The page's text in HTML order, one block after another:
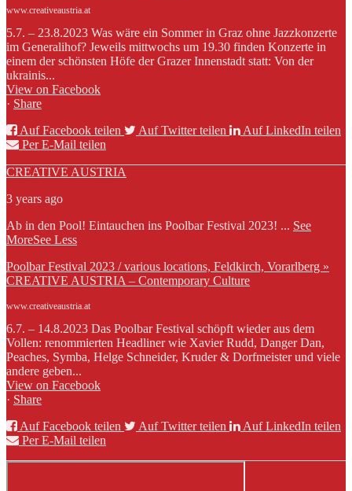
www.creativeaustria.at
5.7. – 23.8.2023 Was wäre ein Sommer in Graz ohne Jazzkonzerte
im Generalihof? Jeweils mittwochs um 19.30 finden Konzerte in
einem der schönsten Höfe der Grazer Innenstadt statt: Von der
ukrainis...
View on Facebook
· Share
Auf Facebook teilen
Auf Twitter teilen
Auf LinkedIn teilen
Per E-Mail teilen
CREATIVE AUSTRIA
3 years ago
Ab in den Pool! Eintauchen ins Poolbar Festival 2023! ... See
MoreSee Less
Poolbar Festival 2023 / various locations, Feldkirch, Vorarlberg »
CREATIVE AUSTRIA – Contemporary Culture
www.creativeaustria.at
6.7. – 14.8.2023 Das Poolbar Festival schöpft wieder aus dem
Vollen: renommierten Headliner wie Xavier Rudd, Danger Dan,
Peaches, Symba, Helge Schneider, Kruder & Dorfmeister und viele
andere geben...
View on Facebook
· Share
Auf Facebook teilen
Auf Twitter teilen
Auf LinkedIn teilen
Per E-Mail teilen